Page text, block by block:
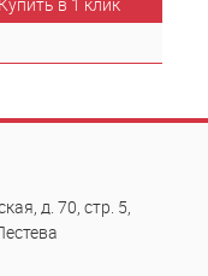
д. 70, стр. 5,